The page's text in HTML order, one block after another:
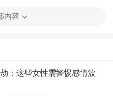
土者应注重养生，增强体
火土行业的发展趋势，适
跟风。
内容
：这些女性需警惕感情波